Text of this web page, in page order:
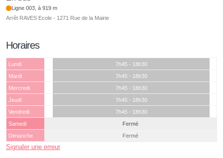
Ligne 003, à 919 m
Arrêt RAVES Ecole - 1271 Rue de la Mairie
Horaires
Lundi
7h45 - 18h30
Mardi
7h45 - 18h30
Mercredi
7h45 - 18h30
Jeudi
7h45 - 18h30
Vendredi
7h45 - 18h30
Samedi
Fermé
Dimanche
Fermé
Signaler une erreur